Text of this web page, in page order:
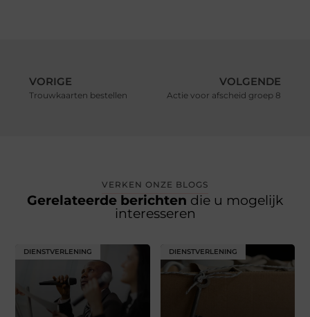
VORIGE
Trouwkaarten bestellen
VOLGENDE
Actie voor afscheid groep 8
VERKEN ONZE BLOGS
Gerelateerde berichten die u mogelijk
interesseren
DIENSTVERLENING DIENSTVERLENING